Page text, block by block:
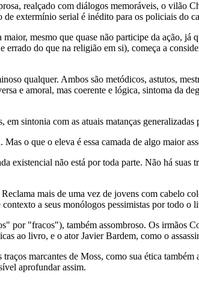
realçado com diálogos memoráveis, o vilão
extermínio serial é inédito para os policiais do
mesmo que quase não participe da ação, já
errado do que na religião em si), começa a
qualquer. Ambos são metódicos, astutos,
e amoral, mas coerente e lógica, sintoma da
sintonia com as atuais matanças
o que o eleva é essa camada de algo maior
existencial não está por toda parte. Não há
mais de uma vez de jovens com cabelo
a seus monólogos pessimistas por todo o
por "fracos"), também assombroso. Os irmãos
ao livro, e o ator Javier Bardem, como o
marcantes de Moss, como sua ética
aprofundar assim.